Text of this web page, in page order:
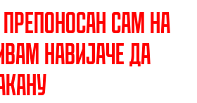
сам на
навијаче да